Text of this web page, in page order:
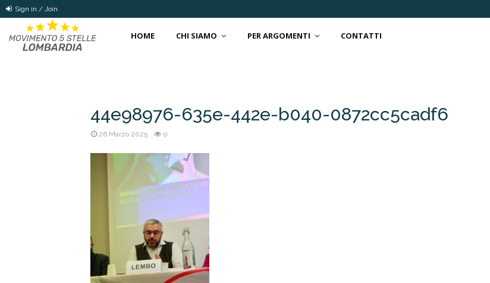
Sign in / Join
HOME CHI SIAMO PER ARGOMENTI CONTATTI
44e98976-635e-442e-b040-0872cc5cadf6
26 Marzo 2025 0